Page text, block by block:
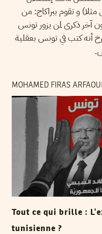
اﻷدنى مثلا) و تقوم ببراكاج: من
آخر ذكرى لمن يزور تونس
أنه كتب في تونس بعقلية
MOHAMED FIRAS ARFAOUI
Tout ce qui brille :
tunisienne ?